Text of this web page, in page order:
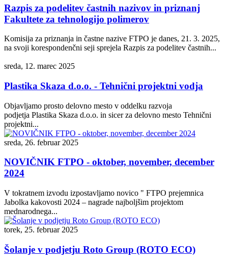
Razpis za podelitev častnih nazivov in priznanj
Fakultete za tehnologijo polimerov
Komisija za priznanja in častne nazive FTPO je danes, 21. 3. 2025,
na svoji korespondenčni seji sprejela Razpis za podelitev častnih...
sreda, 12. marec 2025
Plastika Skaza d.o.o. - Tehnični projektni vodja
Objavljamo prosto delovno mesto v oddelku razvoja
podjetja Plastika Skaza d.o.o. in sicer za delovno mesto Tehnični
projektni...
sreda, 26. februar 2025
NOVIČNIK FTPO - oktober, november, december
2024
V tokratnem izvodu izpostavljamo novico " FTPO prejemnica
Jabolka kakovosti 2024 – nagrade najboljšim projektom
mednarodnega...
torek, 25. februar 2025
Šolanje v podjetju Roto Group (ROTO ECO)